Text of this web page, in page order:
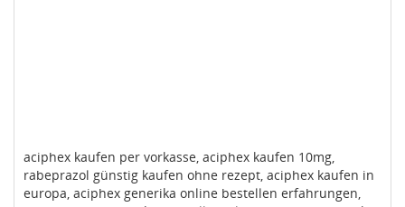
aciphex kaufen per vorkasse, aciphex kaufen 10mg,
rabeprazol günstig kaufen ohne rezept, aciphex kaufen in
europa, aciphex generika online bestellen erfahrungen,